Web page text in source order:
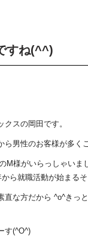
すね(^^)
クスの岡田です。
ら男性のお客様が多く
様がいらっしゃいま
ら就職活動が始まる
直な方だから ^o^き
す(^O^)